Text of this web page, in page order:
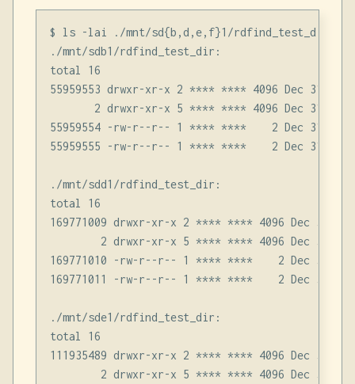
$ ls -lai ./mnt/sd{b,d,e,f}1/rdfind_test_dir
./mnt/sdb1/rdfind_test_dir:
total 16
55959553 drwxr-xr-x 2 **** **** 4096 Dec 31
2 drwxr-xr-x 5 **** **** 4096 Dec 31
55959554 -rw-r--r-- 1 **** ****    2 Dec 31
55959555 -rw-r--r-- 1 **** ****    2 Dec 31
./mnt/sdd1/rdfind_test_dir:
total 16
169771009 drwxr-xr-x 2 **** **** 4096 Dec 31
2 drwxr-xr-x 5 **** **** 4096 Dec 31
169771010 -rw-r--r-- 1 **** ****    2 Dec 31
169771011 -rw-r--r-- 1 **** ****    2 Dec 31
./mnt/sde1/rdfind_test_dir:
total 16
111935489 drwxr-xr-x 2 **** **** 4096 Dec 31
2 drwxr-xr-x 5 **** **** 4096 Dec 31